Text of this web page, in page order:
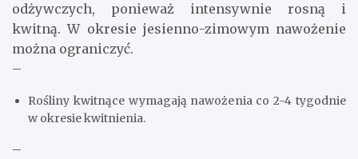
odżywczych, ponieważ intensywnie rosną i
kwitną. W okresie jesienno-zimowym nawożenie
można ograniczyć.
–
Rośliny kwitnące wymagają nawożenia co 2-4 tygodnie
w okresie kwitnienia.
–